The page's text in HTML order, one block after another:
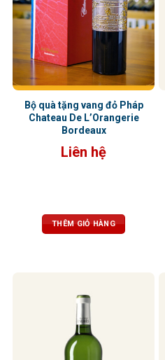
Bộ quà tặng vang đỏ Pháp
Chateau De L’Orangerie
Bordeaux
Liên hệ
THÊM GIỎ HÀNG